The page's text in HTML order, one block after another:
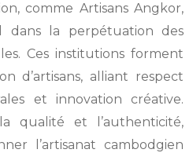
comme Artisans Angkor,
la perpétuation des
Ces institutions forment
d’artisans, alliant respect
et innovation créative.
qualité et l’authenticité,
l’artisanat cambodgien